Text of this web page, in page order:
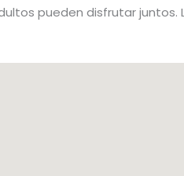
pueden disfrutar juntos.